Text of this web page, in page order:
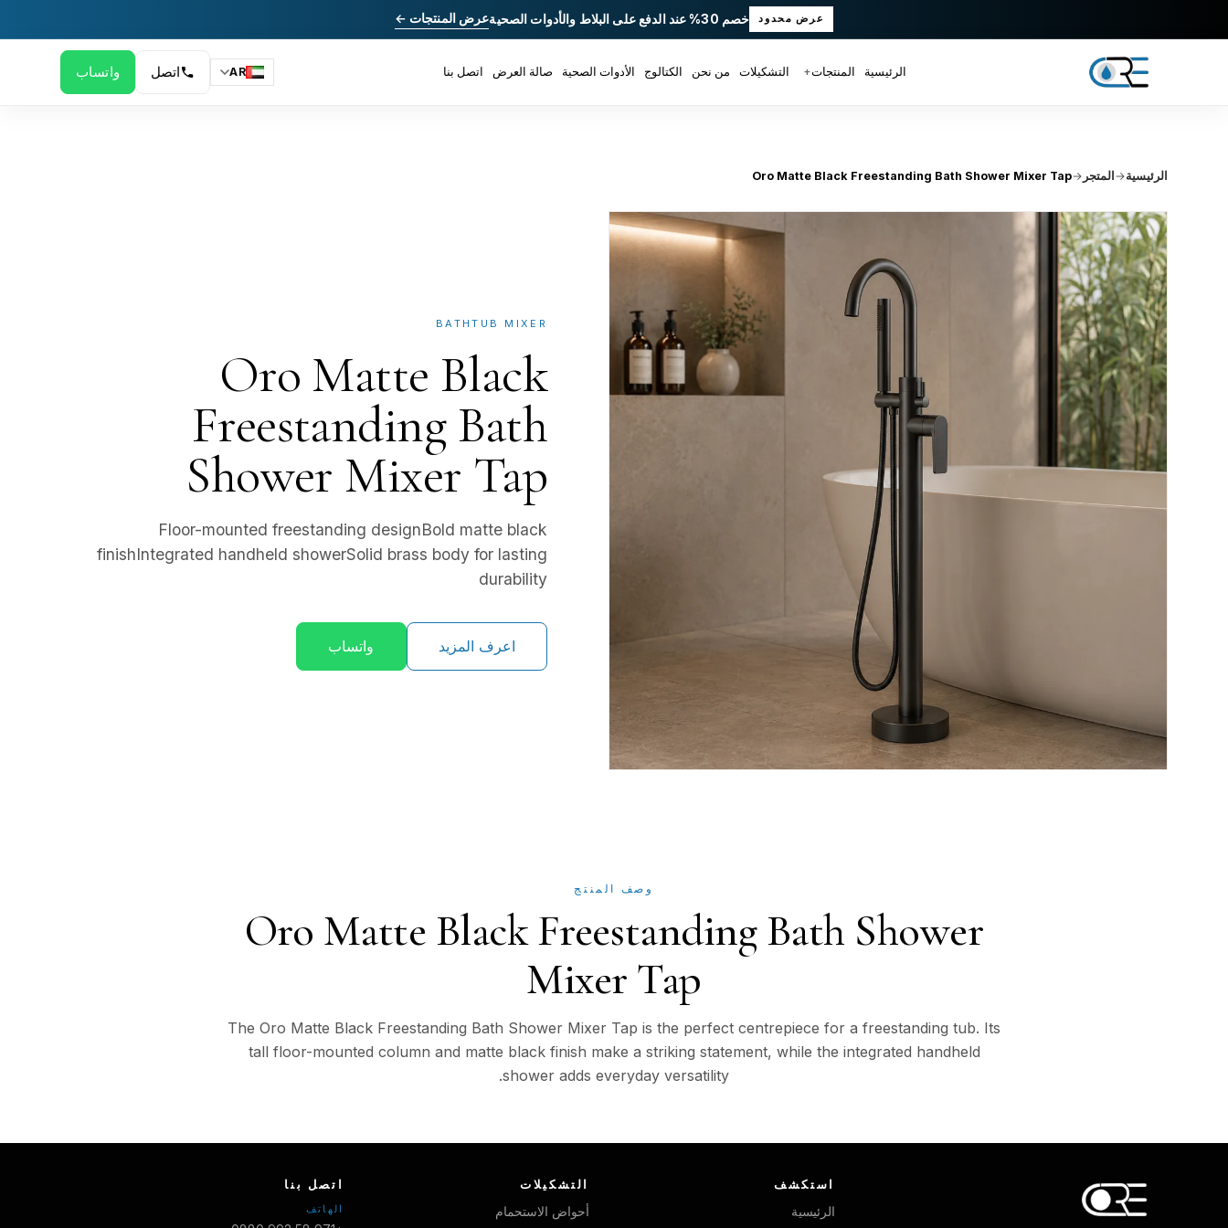
عرض محدود خصم 30% عند الدفع على البلاط والأدوات الصحية عرض المنتجات ←
الرئيسية المنتجات+ التشكيلات من نحن الكتالوج الأدوات الصحية صالة العرض اتصل بنا AR اتصل واتساب
الرئيسية→ المتجر →
Oro Matte Black Freestanding Bath Shower Mixer Tap
BATHTUB MIXER
Oro Matte Black
Freestanding Bath
Shower Mixer Tap
Floor-mounted freestanding designBold matte black
finishIntegrated handheld showerSolid brass body for lasting
durability
اعرف المزيد واتساب
وصف المنتج
Oro Matte Black Freestanding Bath Shower
Mixer Tap
The Oro Matte Black Freestanding Bath Shower Mixer Tap is the perfect centrepiece for a freestanding tub. Its
tall floor-mounted column and matte black finish make a striking statement, while the integrated handheld
shower adds everyday versatility.
استكشف
الرئيسية
التشكيلات
أحواض الاستحمام
اتصل بنا
الهاتف